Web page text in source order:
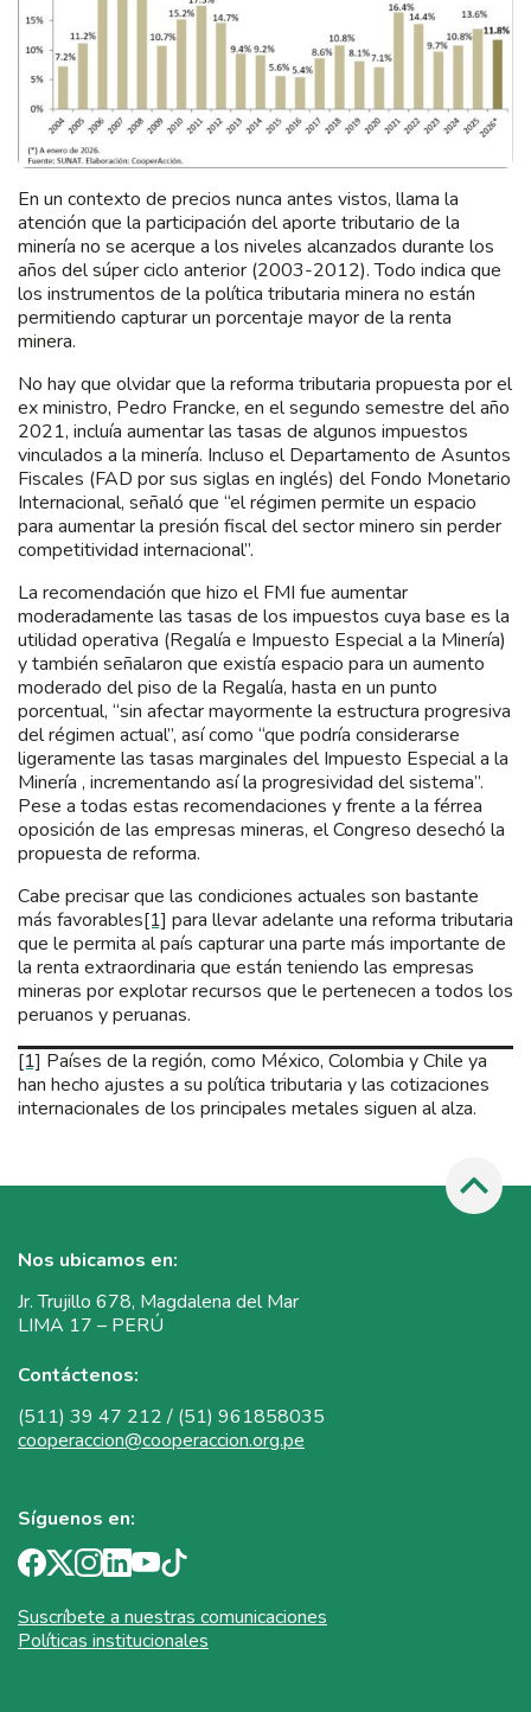
En un contexto de precios nunca antes vistos, llama la
atención que la participación del aporte tributario de la
minería no se acerque a los niveles alcanzados durante los
años del súper ciclo anterior (2003-2012). Todo indica que
los instrumentos de la política tributaria minera no están
permitiendo capturar un porcentaje mayor de la renta
minera.
No hay que olvidar que la reforma tributaria propuesta por el
ex ministro, Pedro Francke, en el segundo semestre del año
2021, incluía aumentar las tasas de algunos impuestos
vinculados a la minería. Incluso el Departamento de Asuntos
Fiscales (FAD por sus siglas en inglés) del Fondo Monetario
Internacional, señaló que “el régimen permite un espacio
para aumentar la presión fiscal del sector minero sin perder
competitividad internacional”.
La recomendación que hizo el FMI fue aumentar
moderadamente las tasas de los impuestos cuya base es la
utilidad operativa (Regalía e Impuesto Especial a la Minería)
y también señalaron que existía espacio para un aumento
moderado del piso de la Regalía, hasta en un punto
porcentual, “sin afectar mayormente la estructura progresiva
del régimen actual”, así como “que podría considerarse
ligeramente las tasas marginales del Impuesto Especial a la
Minería , incrementando así la progresividad del sistema”.
Pese a todas estas recomendaciones y frente a la férrea
oposición de las empresas mineras, el Congreso desechó la
propuesta de reforma.
Cabe precisar que las condiciones actuales son bastante
más favorables[1] para llevar adelante una reforma tributaria
que le permita al país capturar una parte más importante de
la renta extraordinaria que están teniendo las empresas
mineras por explotar recursos que le pertenecen a todos los
peruanos y peruanas.
[1] Países de la región, como México, Colombia y Chile ya
han hecho ajustes a su política tributaria y las cotizaciones
internacionales de los principales metales siguen al alza.
Nos ubicamos en:
Jr. Trujillo 678, Magdalena del Mar
LIMA 17 – PERÚ
Contáctenos:
(511) 39 47 212 / (51) 961858035
cooperaccion@cooperaccion.org.pe
Síguenos en:
Suscríbete a nuestras comunicaciones
Políticas institucionales